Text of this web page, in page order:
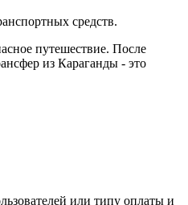
средств.
путешествие. После
из Караганды - это
или типу оплаты и